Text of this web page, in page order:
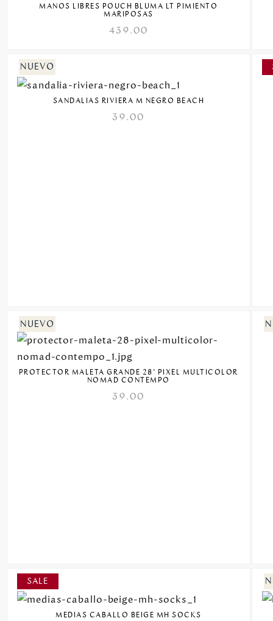
MANOS LIBRES POUCH BLUMA LT PIMIENTO
MARIPOSAS
439.00
SANDALIAS RIVIERA M NEGRO BEACH
39.00
PROTECTOR MALETA GRANDE 28" PIXEL MULTICOLOR
NOMAD CONTEMPO
39.00
MEDIAS CABALLO BEIGE MH SOCKS